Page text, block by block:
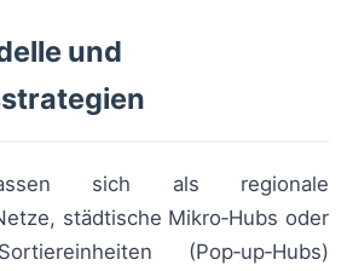
und
sich als regionale
städtische Mikro‑Hubs oder
(Pop‑up‑Hubs)